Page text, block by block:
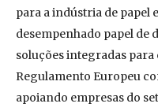
para a indústria de papel
desempenhado papel de
soluções integradas
Regulamento Europeu
apoiando empresas do